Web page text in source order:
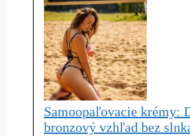
Samoopaľovacie krémy:
bronzový vzhľad bez